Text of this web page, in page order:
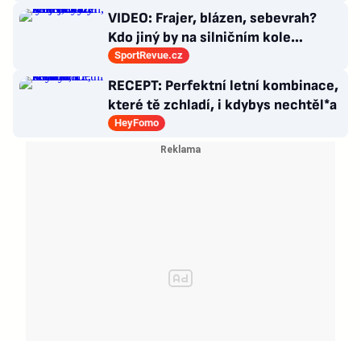
VIDEO: Frajer, blázen, sebevrah?
Kdo jiný by na silničním kole
dokázal tyhle triky?
SportRevue.cz
RECEPT: Perfektní letní kombinace,
které tě zchladí, i kdybys nechtěl*a
HeyFomo